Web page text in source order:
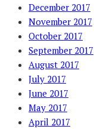
December 2017
November 2017
October 2017
September 2017
August 2017
July 2017
June 2017
May 2017
April 2017